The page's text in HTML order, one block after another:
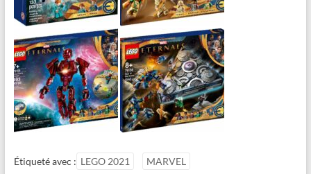
Étiqueté avec : LEGO 2021 MARVEL